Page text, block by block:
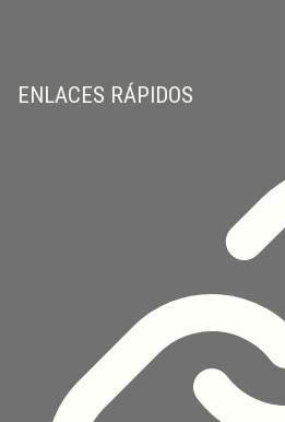
ENLACES RÁPIDOS